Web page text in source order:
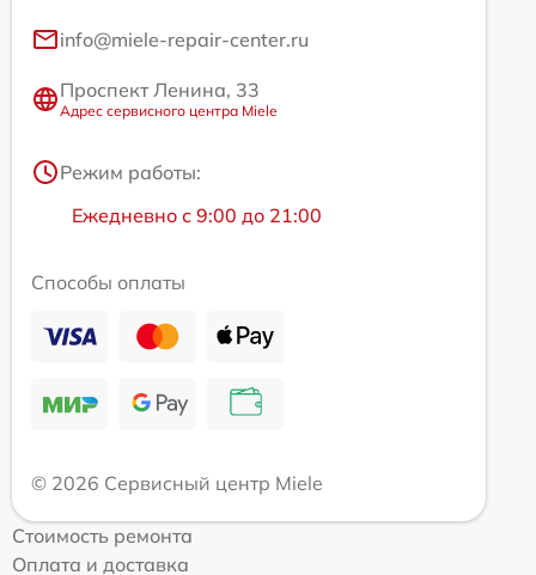
info@miele-repair-center.ru
Проспект Ленина, 33
Адрес сервисного центра Miele
Режим работы:
Ежедневно с 9:00 до 21:00
Способы оплаты
© 2026 Сервисный центр Miele
Стоимость ремонта
Оплата и доставка